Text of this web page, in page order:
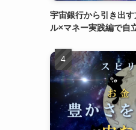
宇宙銀行から引き出
ル×マネー実践編で自